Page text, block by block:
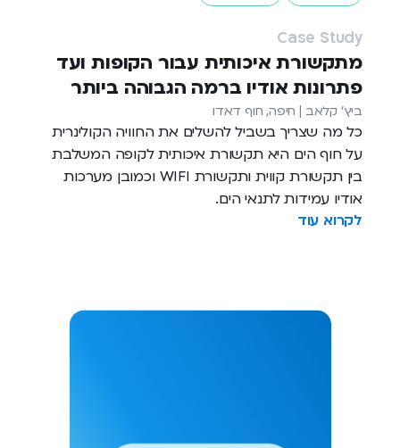
Case Study
מתקשורת איכותית עבור הקופות ועד
פתרונות אודיו ברמה הגבוהה ביותר
ביץ' קלאב | חיפה, חוף דאדו
כל מה שצריך בשביל להשלים את החוויה הקולינרית
על חוף הים היא תקשורת איכותית לקופה המשלבת
בין תקשורת קווית ותקשורת WIFI וכמובן מערכות
אודיו עמידות לתנאי הים.
לקרוא עוד